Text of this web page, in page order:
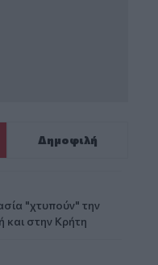
Δημοφιλή
"χτυπούν" την
και στην Κρήτη